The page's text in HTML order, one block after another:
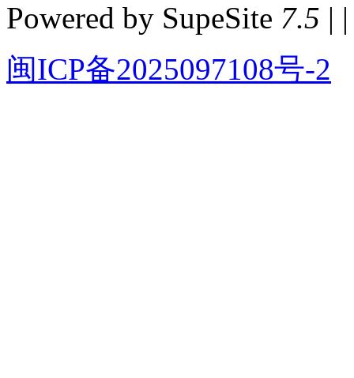
Powered by SupeSite 7.5 | |
闽ICP备2025097108号-2